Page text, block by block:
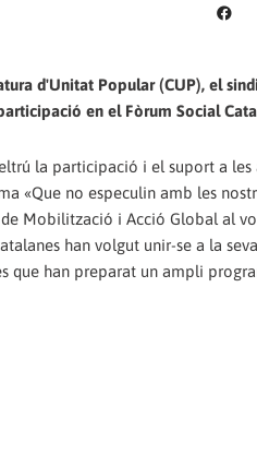
d'Unitat Popular (CUP), el
en el Fòrum Social
la participació i el suport a
«Que no especulin amb les
Mobilització i Acció Global al
han volgut unir-se a la
que han preparat un ampli